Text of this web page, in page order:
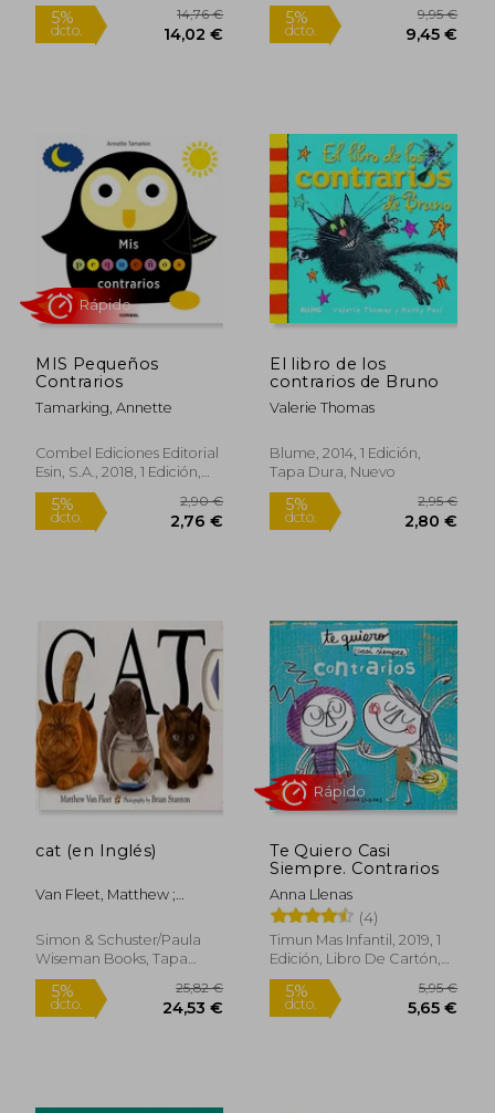
14,76 €
MIS Pequeños
Contrarios
Tamarking, Annette
Combel Ediciones Editorial
Esin, S.A., 2018, 1 Edición,
Tapa Blanda, Nuevo
dcto.
Rápido
El libro de los
contrarios de Bruno
Valerie Thomas
Blume, 2014, 1 Edición,
Tapa Dura, Nuevo
5%
dcto.
cat (en Inglés)
Van Fleet, Matthew ;
Simon & Schuster/Paula
Wiseman Books, Tapa
Dura, Nuevo
Te Quiero Casi
Siempre. Contrarios
Anna Llenas
(4)
Timun Mas Infantil, 2019, 1
Edición, Libro De Cartón,
Nuevo